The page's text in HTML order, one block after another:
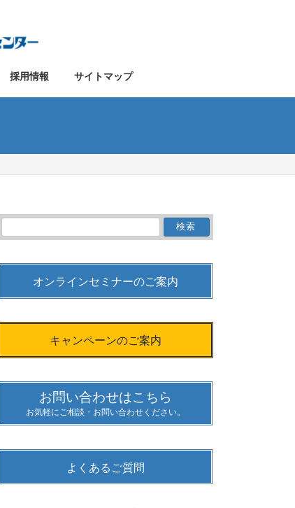
採用情報 サイトマップ
索:
オンラインセミナーのご案内
キャンペーンのご案内
お問い合わせはこちら
お気軽にご相談・お問い合わせください。
よくあるご質問